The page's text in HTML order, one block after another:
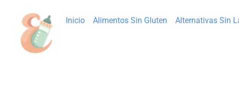
Inicio Alimentos Sin Gluten Alternativas Sin